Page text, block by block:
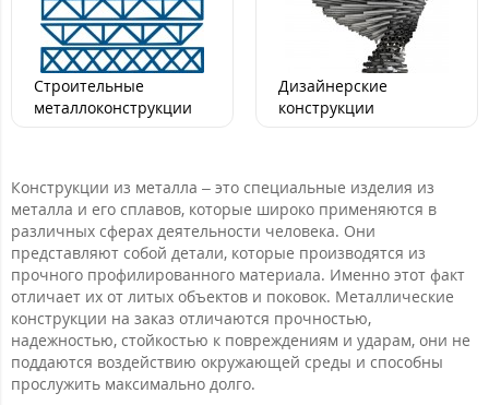
Строительные
металлоконструкции
Дизайнерские
конструкции
Конструкции из металла – это специальные изделия из
металла и его сплавов, которые широко применяются в
различных сферах деятельности человека. Они
представляют собой детали, которые производятся из
прочного профилированного материала. Именно этот факт
отличает их от литых объектов и поковок. Металлические
конструкции на заказ отличаются прочностью,
надежностью, стойкостью к повреждениям и ударам, они не
поддаются воздействию окружающей среды и способны
прослужить максимально долго.